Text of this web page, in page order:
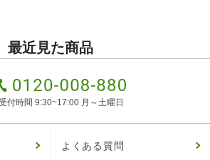
最近見た商品
付時間 9:30~17:00 月～土曜日
よくある質問